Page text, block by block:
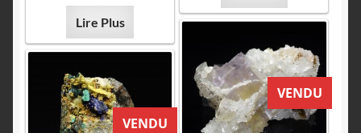
Lire Plus
VENDU
VENDU